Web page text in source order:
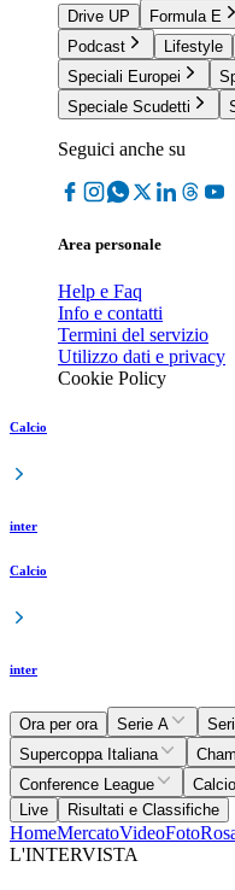
Drive UP
Formula E
Podcast
Lifestyle
Speciali Europei
Speciale Scudetti
Seguici anche su
Area personale
Help e Faq
Info e contatti
Termini del servizio
Utilizzo dati e privacy
Cookie Policy
Calcio
inter
Calcio
inter
Ora per ora Serie A
Supercoppa Italiana
Conference League
Live
Risultati e Classifiche
HomeMercatoVideoFoto
L'INTERVISTA